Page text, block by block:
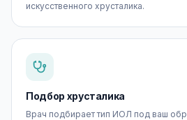
искусственного хрусталика.
Подбор хрусталика
Врач подбирает тип ИОЛ под ваш